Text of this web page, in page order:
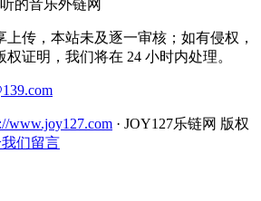
的音乐外链网
传，本站未及逐一审核；如有侵权，
证明，我们将在 24 小时内处理。
www.joy127.com · JOY127乐链网 版权
们留言